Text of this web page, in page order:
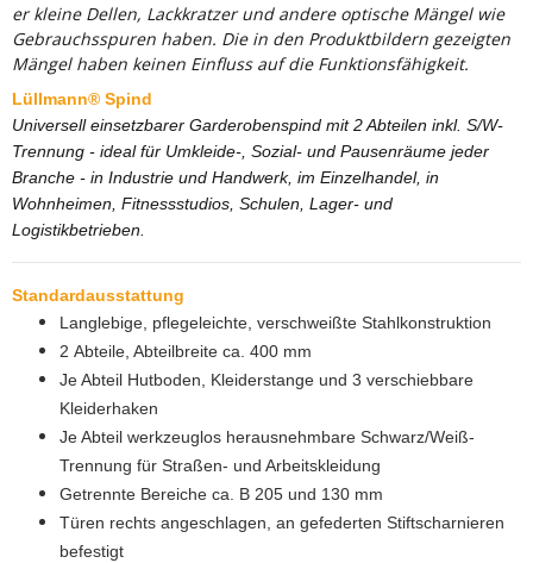
er kleine Dellen, Lackkratzer und andere optische Mängel wie
Gebrauchsspuren haben. Die in den Produktbildern gezeigten
Mängel haben keinen Einfluss auf die Funktionsfähigkeit.
Lüllmann® Spind
Universell einsetzbarer Garderobenspind mit 2 Abteilen inkl. S/W-
Trennung - ideal für Umkleide-, Sozial- und Pausenräume jeder
Branche - in Industrie und Handwerk, im Einzelhandel, in
Wohnheimen, Fitnessstudios, Schulen, Lager- und
Logistikbetrieben.
Standardausstattung
Langlebige, pflegeleichte, verschweißte Stahlkonstruktion
2 Abteile, Abteilbreite ca. 400 mm
Je Abteil Hutboden, Kleiderstange und 3 verschiebbare
Kleiderhaken
Je Abteil werkzeuglos herausnehmbare Schwarz/Weiß-
Trennung für Straßen- und Arbeitskleidung
Getrennte Bereiche ca. B 205 und 130 mm
Türen rechts angeschlagen, an gefederten Stiftscharnieren
befestigt